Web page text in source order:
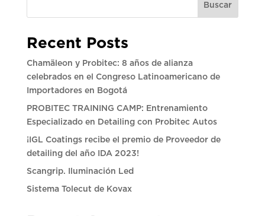
Buscar
Recent Posts
Chamäleon y Probitec: 8 años de alianza
celebrados en el Congreso Latinoamericano de
Importadores en Bogotá
PROBITEC TRAINING CAMP: Entrenamiento
Especializado en Detailing con Probitec Autos
¡IGL Coatings recibe el premio de Proveedor de
detailing del año IDA 2023!
Scangrip. Iluminación Led
Sistema Tolecut de Kovax